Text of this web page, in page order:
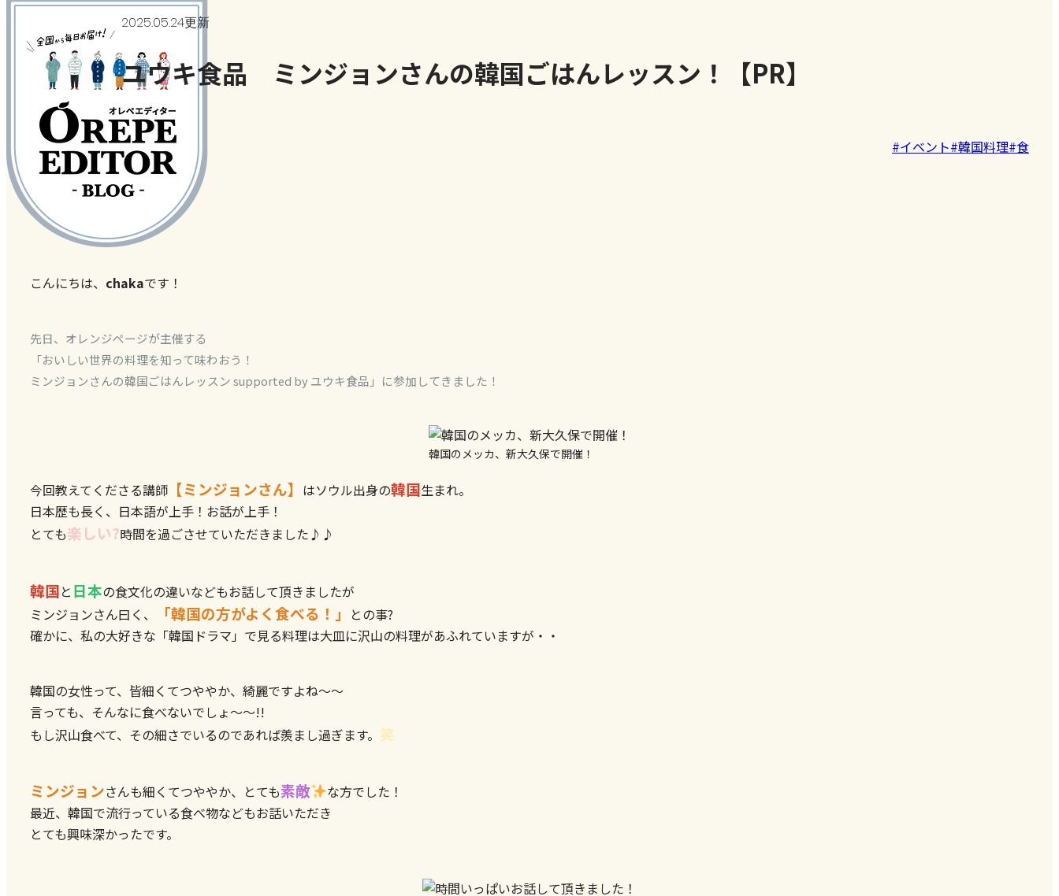
2025.05.24更新
ユウキ食品 ミンジョンさんの韓国ごはんレッスン！【PR】
今日、何作った？ #イベント#韓国料理#食
こんにちは、 chakaです！
先日、オレンジページが主催する
「おいしい世界の料理を知って味わおう！
ミンジョンさんの韓国ごはんレッスン supported by ユウキ食品」 に参加してきました！
韓国のメッカ、新大久保で開催！
今回教えてくださる講師 【ミンジョンさん】 はソウル出身の韓国生まれ。
日本歴も長く、日本語が上手！お話が上手！
とても楽しい?時間を過ごさせていただきました♪♪
韓国と 日本の食文化の違いなどもお話して頂きましたが
ミンジョンさん曰く、
「韓国の方がよく食べる！」
との事?
確かに、私の大好きな「韓国ドラマ」で見る料理は大皿に沢山の料理があふれていますが・・
韓国の女性って、皆細くてつややか、綺麗ですよね～～
言っても、そんなに食べないでしょ～～!!
もし沢山食べて、その細さでいるのであれば羨まし過ぎます。 笑
ミンジョンさんも細くてつややか、とても素敵
な方でした！
最近、韓国で流行っている食べ物などもお話いただき
とても興味深かったです。